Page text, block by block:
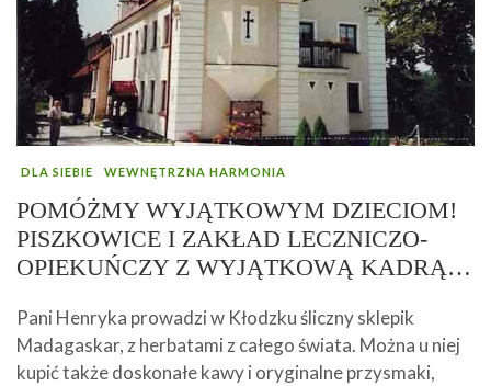
DLA SIEBIE WEWNĘTRZNA HARMONIA
POMÓŻMY WYJĄTKOWYM DZIECIOM!
PISZKOWICE I ZAKŁAD LECZNICZO-
OPIEKUŃCZY Z WYJĄTKOWĄ KADRĄ…
Pani Henryka prowadzi w Kłodzku śliczny sklepik
Madagaskar, z herbatami z całego świata. Można u niej
kupić także doskonałe kawy i oryginalne przysmaki,